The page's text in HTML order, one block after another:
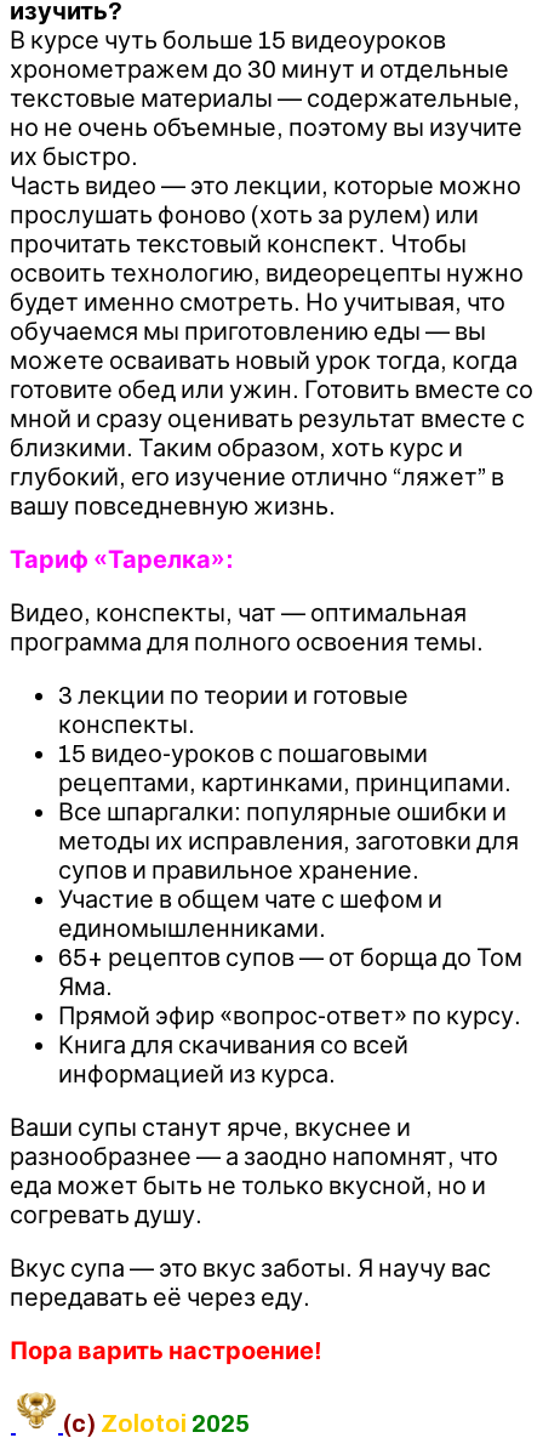
изучить?
В курсе чуть больше 15 видеоуроков
хронометражем до 30 минут и отдельные
текстовые материалы — содержательные,
но не очень объемные, поэтому вы изучите
их быстро.
Часть видео — это лекции, которые можно
прослушать фоново (хоть за рулем) или
прочитать текстовый конспект. Чтобы
освоить технологию, видеорецепты нужно
будет именно смотреть. Но учитывая, что
обучаемся мы приготовлению еды — вы
можете осваивать новый урок тогда, когда
готовите обед или ужин. Готовить вместе со
мной и сразу оценивать результат вместе с
близкими. Таким образом, хоть курс и
глубокий, его изучение отлично “ляжет” в
вашу повседневную жизнь.
Тариф «Тарелка»:
Видео, конспекты, чат — оптимальная
программа для полного освоения темы.
3 лекции по теории и готовые
конспекты.
15 видео-уроков с пошаговыми
рецептами, картинками, принципами.
Все шпаргалки: популярные ошибки и
методы их исправления, заготовки для
супов и правильное хранение.
Участие в общем чате с шефом и
единомышленниками.
65+ рецептов супов — от борща до Том
Яма.
Прямой эфир «вопрос-ответ» по курсу.
Книга для скачивания со всей
информацией из курса.
Ваши супы станут ярче, вкуснее и
разнообразнее — а заодно напомнят, что
еда может быть не только вкусной, но и
согревать душу.
Вкус супа — это вкус заботы. Я научу вас
передавать её через еду.
Пора варить настроение!
(c) Zolotoi 2025